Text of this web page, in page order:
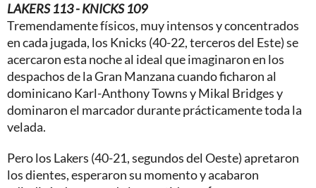
LAKERS 113 - KNICKS 109
Tremendamente físicos, muy intensos y concentrados
en cada jugada, los Knicks (40-22, terceros del Este) se
acercaron esta noche al ideal que imaginaron en los
despachos de la Gran Manzana cuando ficharon al
dominicano Karl-Anthony Towns y Mikal Bridges y
dominaron el marcador durante prácticamente toda la
velada.
Pero los Lakers (40-21, segundos del Oeste) apretaron
los dientes, esperaron su momento y acabaron